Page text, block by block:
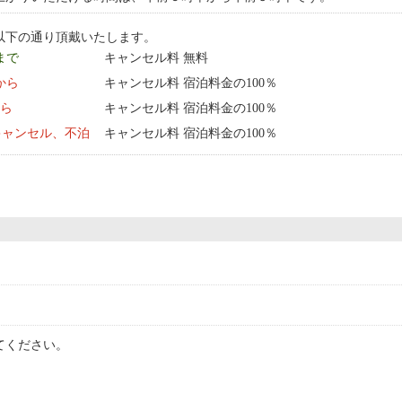
の通り頂戴いたします。
で
キャンセル料 無料
から
キャンセル料 宿泊料金の100％
キャンセル料 宿泊料金の100％
ンセル、不泊
キャンセル料 宿泊料金の100％
ださい。